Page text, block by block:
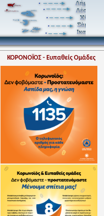
ΚΟΡΟΝΟΪΟΣ - Ευπαθείς Ομάδες